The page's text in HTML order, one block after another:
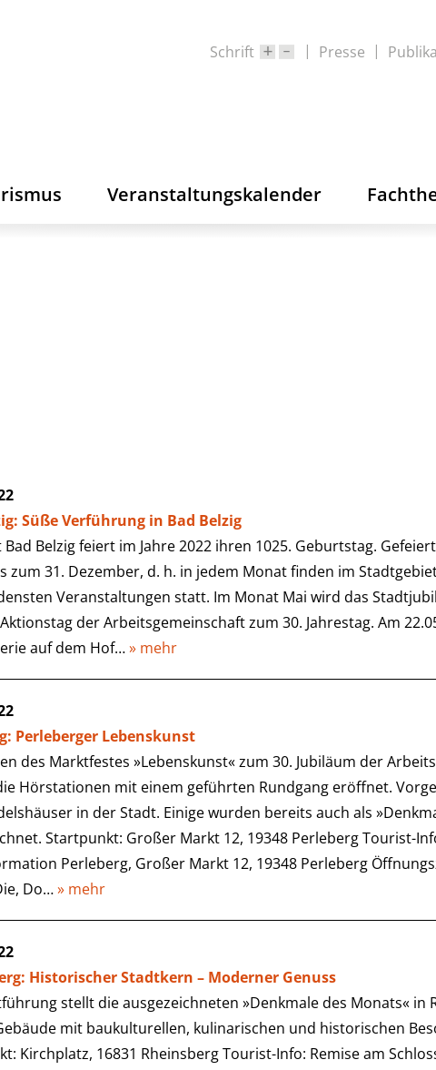
Schrift Presse
Veranstaltungskalender
Süße Verführung in Bad Belzig
Bad Belzig feiert im Jahre 2022 ihren 1025. Geburtstag.
zum 31. Dezember, d. h. in jedem Monat finden im
Veranstaltungen statt. Im Monat Mai wird das
der Arbeitsgemeinschaft zum 30. Jahrestag. Am
auf dem Hof…» mehr
Perleberger Lebenskunst
des Marktfestes »Lebenskunst« zum 30. Jubiläum der
Hörstationen mit einem geführten Rundgang eröffnet.
in der Stadt. Einige wurden bereits auch als
Startpunkt: Großer Markt 12, 19348 Perleberg Tourist-
Perleberg, Großer Markt 12, 19348 Perleberg
Do…» mehr
Historischer Stadtkern – Moderner Genuss
stellt die ausgezeichneten »Denkmale des Monats« in
mit baukulturellen, kulinarischen und historischen
Kirchplatz, 16831 Rheinsberg Tourist-Info: Remise am